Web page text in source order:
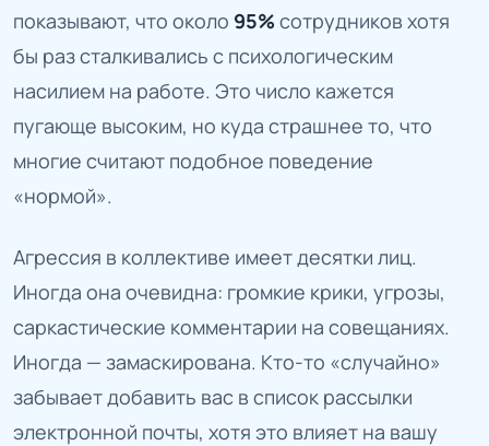
показывают, что около 95% сотрудников хотя
бы раз сталкивались с психологическим
насилием на работе. Это число кажется
пугающе высоким, но куда страшнее то, что
многие считают подобное поведение
«нормой».
Агрессия в коллективе имеет десятки лиц.
Иногда она очевидна: громкие крики, угрозы,
саркастические комментарии на совещаниях.
Иногда — замаскирована. Кто-то «случайно»
забывает добавить вас в список рассылки
электронной почты, хотя это влияет на вашу